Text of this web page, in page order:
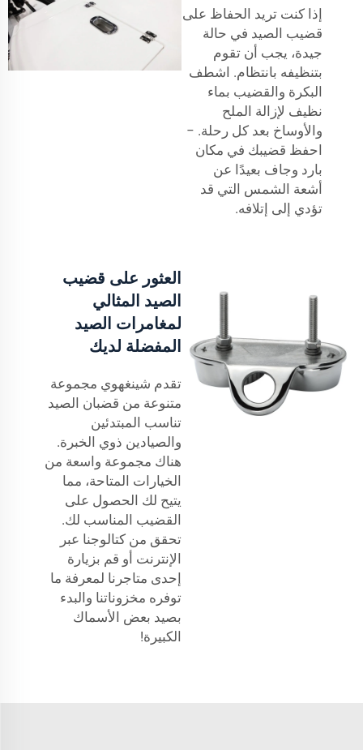
إذا كنت تريد الحفاظ على
قضيب الصيد في حالة
جيدة، يجب أن تقوم
بتنظيفه بانتظام. اشطف
البكرة والقضيب بماء
نظيف لإزالة الملح
والأوساخ بعد كل رحلة. −
احفظ قضيبك في مكان
بارد وجاف بعيدًا عن
أشعة الشمس التي قد
تؤدي إلى إتلافه.
العثور على قضيب
الصيد المثالي
لمغامرات الصيد
المفضلة لديك
تقدم شينغهوي مجموعة
متنوعة من قضبان الصيد
تناسب المبتدئين
والصيادين ذوي الخبرة.
هناك مجموعة واسعة من
الخيارات المتاحة، مما
يتيح لك الحصول على
القضيب المناسب لك.
تحقق من كتالوجنا عبر
الإنترنت أو قم بزيارة
إحدى متاجرنا لمعرفة ما
توفره مخزوناتنا والبدء
بصيد بعض الأسماك
الكبيرة!